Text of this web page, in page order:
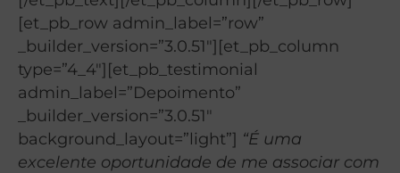
[et_pb_row admin_label=”row”
_builder_version=”3.0.51″][et_pb_column
type=”4_4″][et_pb_testimonial
admin_label=”Depoimento”
_builder_version=”3.0.51″
background_layout=”light”] “É uma
excelente oportunidade de me associar com